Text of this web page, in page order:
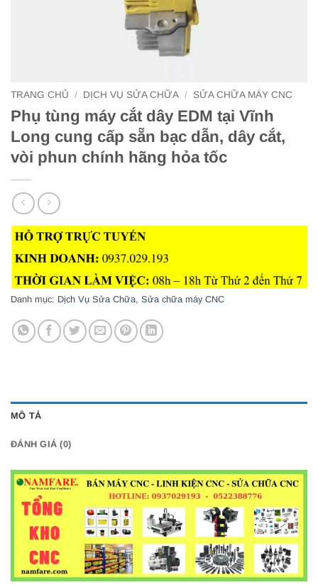
TRANG CHỦ / DỊCH VỤ SỬA CHỮA / SỬA CHỮA MÁY CNC
Phụ tùng máy cắt dây EDM tại Vĩnh
Long cung cấp sẵn bạc dẫn, dây cắt,
vòi phun chính hãng hỏa tốc
Danh mục: Dịch Vụ Sửa Chữa, Sửa chữa máy CNC
MÔ TẢ
ĐÁNH GIÁ (0)